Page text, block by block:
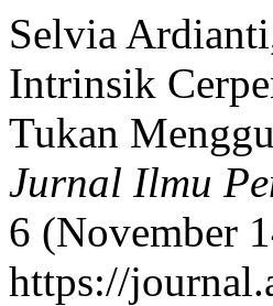
Selvia
Intrinsik
Tukan
Jurnal Ilmu
6 (November
https://